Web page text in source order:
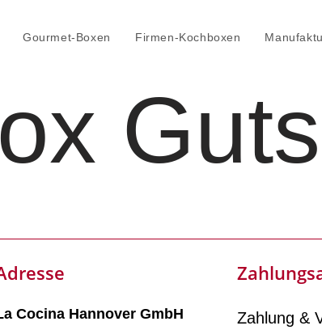
Gourmet-Boxen Firmen-Kochboxen
Cocina Hannover GmbH Zahlung &